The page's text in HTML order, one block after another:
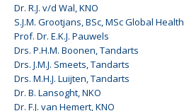
Dr. R.J. v/d Wal, KNO
S.J.M. Grootjans, BSc, MSc Global Health
Prof. Dr. E.K.J. Pauwels
Drs. P.H.M. Boonen, Tandarts
Drs. J.M.J. Smeets, Tandarts
Drs. M.H.J. Luijten, Tandarts
Dr. B. Lansoght, NKO
Dr. F.J. van Hemert, KNO